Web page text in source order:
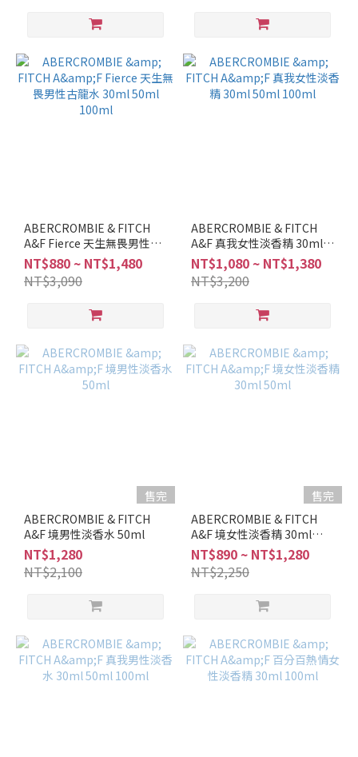
橘
調
(3)
香
調
(2)
馥
木
花
香
調
(3)
Abercrombie
and Fitch (9)
ABERCROMBIE & FITCH
A&F Fierce 天生無畏男性古
龍水 30ml 50ml 100ml
NT$880 ~ NT$1,480
NT$3,090
ABERCROMBIE & FITCH
A&F 真我女性淡香精 30ml
50ml 100ml
NT$1,080 ~ NT$1,380
NT$3,200
售完
ABERCROMBIE & FITCH
A&F 境男性淡香水 50ml
NT$1,280
NT$2,100
售完
ABERCROMBIE & FITCH
A&F 境女性淡香精 30ml
50ml
NT$890 ~ NT$1,280
NT$2,250